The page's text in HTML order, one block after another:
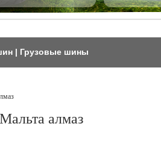
| Грузовые шины
алмаз